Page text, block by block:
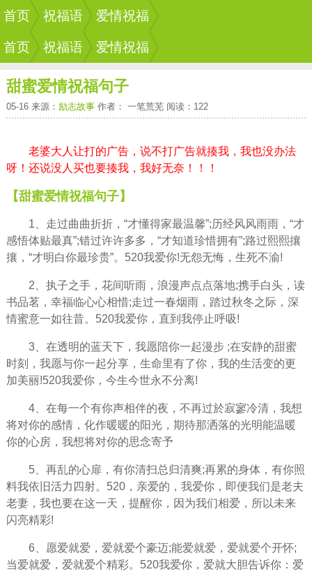
首页 祝福语 爱情祝福
首页 祝福语 爱情祝福
甜蜜爱情祝福句子
05-16 来源： 励志故事作者： 一笔荒芜 阅读：122
老婆大人让打的广告，说不打广告就揍我，我也没办法
呀！还说没人买也要揍我，我好无奈！！！
【甜蜜爱情祝福句子】
1、走过曲曲折折，“才懂得家最温馨”;历经风风雨雨，“才
感悟体贴最真”;错过许许多多，“才知道珍惜拥有”;路过熙熙攘
攘，“才明白你最珍贵”。520我爱你!无怨无悔，生死不渝!
2、执子之手，花间听雨，浪漫声点点落地;携手白头，读
书品茗，幸福临心心相惜;走过一春烟雨，踏过秋冬之际，深
情蜜意一如往昔。520我爱你，直到我停止呼吸!
3、在透明的蓝天下，我愿陪你一起漫步 ;在安静的甜蜜
时刻，我愿与你一起分享，生命里有了你，我的生活变的更
加美丽!520我爱你，今生今世永不分离!
4、在每一个有你声相伴的夜，不再过於寂寥冷清，我想
将对你的感情，化作暖暖的阳光，期待那洒落的光明能温暖
你的心房，我想将对你的思念寄予
5、再乱的心扉，有你清扫总归清爽;再累的身体，有你照
料我依旧活力四射。520，亲爱的，我爱你，即便我们是老夫
老妻，我也要在这一天，提醒你，因为我们相爱，所以未来
闪亮精彩!
6、愿爱就爱，爱就爱个豪迈;能爱就爱，爱就爱个开怀;
当爱就爱，爱就爱个精彩。520我爱你，爱就大胆告诉你：爱